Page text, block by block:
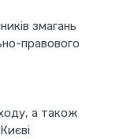
змагань
правового
а також